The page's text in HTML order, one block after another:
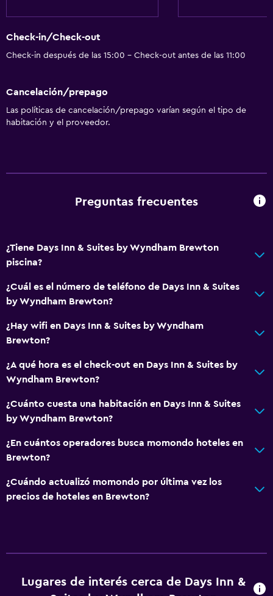
Check-in/Check-out
Check-in después de las 15:00 - Check-out antes de las 11:00
Cancelación/prepago
Las políticas de cancelación/prepago varían según el tipo de
habitación y el proveedor.
Preguntas frecuentes
¿Tiene Days Inn & Suites by Wyndham Brewton
piscina?
¿Cuál es el número de teléfono de Days Inn & Suites
by Wyndham Brewton?
¿Hay wifi en Days Inn & Suites by Wyndham
Brewton?
¿A qué hora es el check-out en Days Inn & Suites by
Wyndham Brewton?
¿Cuánto cuesta una habitación en Days Inn & Suites
by Wyndham Brewton?
¿En cuántos operadores busca momondo hoteles en
Brewton?
¿Cuándo actualizó momondo por última vez los
precios de hoteles en Brewton?
Lugares de interés cerca de Days Inn &